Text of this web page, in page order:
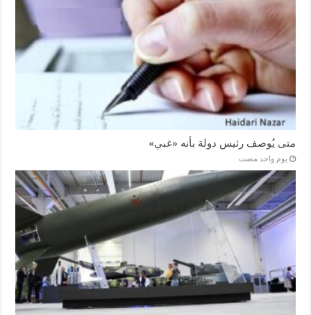
متى يُوصف رئيس دولة بأنه «غبي»
‏يوم واحد مضت